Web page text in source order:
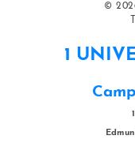
©
1